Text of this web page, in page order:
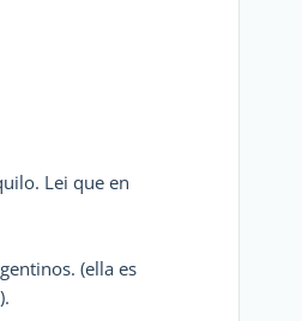
Lei que en
(ella es